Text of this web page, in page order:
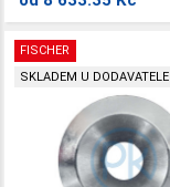
FISCHER
SKLADEM U DODAVATELE